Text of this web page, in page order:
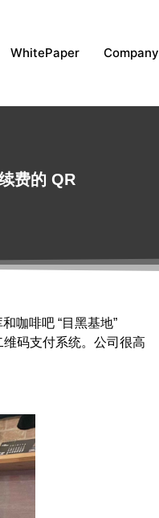
WhitePaper Company
费的 QR
咖啡吧 “目黑基地”
码支付系统。公司很高